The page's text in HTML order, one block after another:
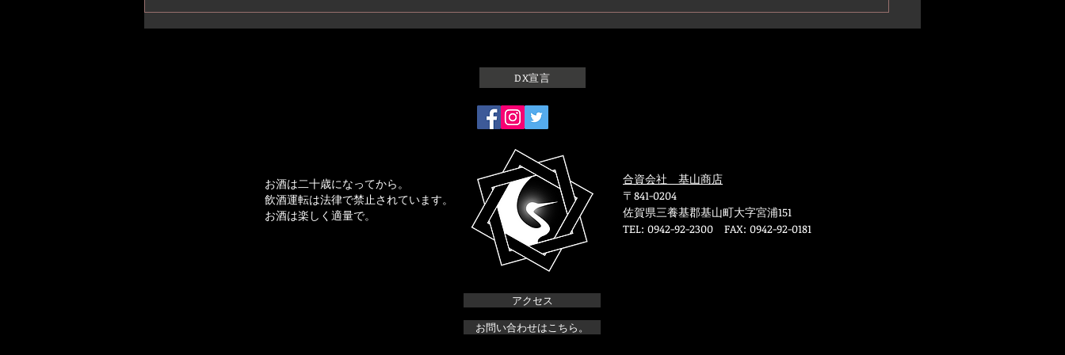
がらみ生 」
DX宣言
お酒は二十歳になってから。
飲酒運転は法律で禁止されています。
お酒は楽しく適量で。
合資会社 基山商店
〒841-0204
佐賀県三養基郡基山町大字宮浦151
TEL: 0942-92-2300 FAX: 0942-92-0181
アクセス
お問い合わせはこちら。